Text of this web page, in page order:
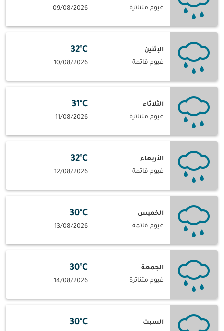
غيوم متناثرة 09/08/2026
الإثنين
غيوم قاتمة
32°C
10/08/2026
الثلاثاء
غيوم متناثرة
31°C
11/08/2026
الأربعاء
غيوم قاتمة
32°C
12/08/2026
الخميس
غيوم قاتمة
30°C
13/08/2026
الجمعة
غيوم متناثرة
30°C
14/08/2026
السبت
30°C